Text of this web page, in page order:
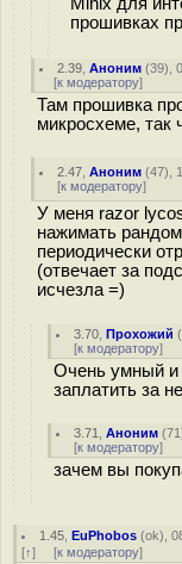
прошивках
2.39 ,Аноним (39),
[к модератору]
Там прошивка
микросхеме, так
2.47 ,Аноним (47),
[к модератору]
У меня razor
нажимать
периодически
(отвечает за
исчезла =)
3.70 ,Прохожий (
[к модератору]
Очень умный и
заплатить за
3.71 ,Аноним (71
[к модератору]
зачем вы
1.45 ,EuPhobos (ok),
[↑] [к модератору]